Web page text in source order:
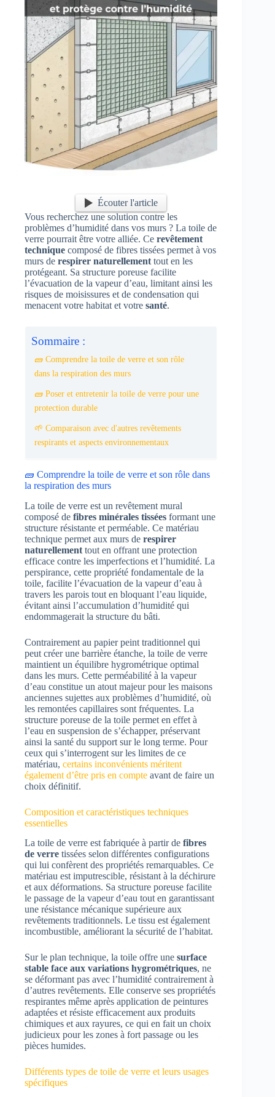
Écouter l'article
Vous recherchez une solution contre les
problèmes d’humidité dans vos murs ? La toile de
verre pourrait être votre alliée. Ce revêtement
technique composé de fibres tissées permet à vos
murs de respirer naturellement tout en les
protégeant. Sa structure poreuse facilite
l’évacuation de la vapeur d’eau, limitant ainsi les
risques de moisissures et de condensation qui
menacent votre habitat et votre santé.
Sommaire :
🧱 Comprendre la toile de verre et son rôle
dans la respiration des murs
🧱 Poser et entretenir la toile de verre pour une
protection durable
🌱 Comparaison avec d'autres revêtements
respirants et aspects environnementaux
🧱 Comprendre la toile de verre et son rôle dans
la respiration des murs
La toile de verre est un revêtement mural
composé de fibres minérales tissées formant une
structure résistante et perméable. Ce matériau
technique permet aux murs de respirer
naturellement tout en offrant une protection
efficace contre les imperfections et l’humidité. La
perspirance, cette propriété fondamentale de la
toile, facilite l’évacuation de la vapeur d’eau à
travers les parois tout en bloquant l’eau liquide,
évitant ainsi l’accumulation d’humidité qui
endommagerait la structure du bâti.
Contrairement au papier peint traditionnel qui
peut créer une barrière étanche, la toile de verre
maintient un équilibre hygrométrique optimal
dans les murs. Cette perméabilité à la vapeur
d’eau constitue un atout majeur pour les maisons
anciennes sujettes aux problèmes d’humidité, où
les remontées capillaires sont fréquentes. La
structure poreuse de la toile permet en effet à
l’eau en suspension de s’échapper, préservant
ainsi la santé du support sur le long terme. Pour
ceux qui s’interrogent sur les limites de ce
matériau, certains inconvénients méritent
également d’être pris en compte avant de faire un
choix définitif.
Composition et caractéristiques techniques
essentielles
La toile de verre est fabriquée à partir de fibres
de verre tissées selon différentes configurations
qui lui confèrent des propriétés remarquables. Ce
matériau est imputrescible, résistant à la déchirure
et aux déformations. Sa structure poreuse facilite
le passage de la vapeur d’eau tout en garantissant
une résistance mécanique supérieure aux
revêtements traditionnels. Le tissu est également
incombustible, améliorant la sécurité de l’habitat.
Sur le plan technique, la toile offre une surface
stable face aux variations hygrométriques, ne
se déformant pas avec l’humidité contrairement à
d’autres revêtements. Elle conserve ses propriétés
respirantes même après application de peintures
adaptées et résiste efficacement aux produits
chimiques et aux rayures, ce qui en fait un choix
judicieux pour les zones à fort passage ou les
pièces humides.
Différents types de toile de verre et leurs usages
spécifiques